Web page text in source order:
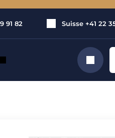
91 82 Suisse +41 22
Rechercher